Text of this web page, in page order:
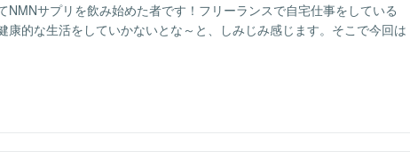
NMNサプリを飲み始めた者です！フリーランスで自宅仕事をしている
康的な生活をしていかないとな～と、しみじみ感じます。そこで今回は